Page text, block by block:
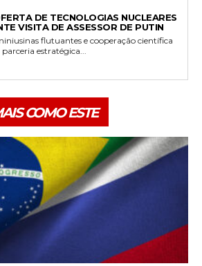
DE TECNOLOGIAS NUCLEARES
VISITA DE ASSESSOR DE PUTIN
flutuantes e cooperação científica
estratégica...
COMO ESTE